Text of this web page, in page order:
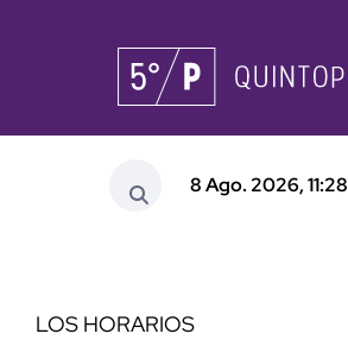
8 Ago. 2026, 11:28
LOS HORARIOS